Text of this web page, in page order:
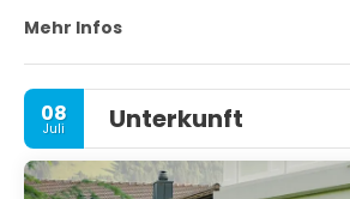
unter der High Society und dem
Gstaad. Gstaad hat eine Bevölkerung
liegt 1.050 Meter über dem
Mehr Infos
08
Juli Unterkunft